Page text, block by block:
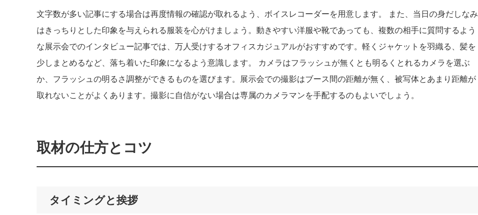
文字数が多い記事にする場合は再度情報の確認が取れるよう、ボイスレコーダーを用意します。 また、当日の身だしなみ
はきっちりとした印象を与えられる服装を心がけましょう。動きやすい洋服や靴であっても、複数の相手に質問するよう
な展示会でのインタビュー記事では、万人受けするオフィスカジュアルがおすすめです。軽くジャケットを羽織る、髪を
少しまとめるなど、落ち着いた印象になるよう意識します。 カメラはフラッシュが無くとも明るくとれるカメラを選ぶ
か、フラッシュの明るさ調整ができるものを選びます。展示会での撮影はブース間の距離が無く、被写体とあまり距離が
取れないことがよくあります。撮影に自信がない場合は専属のカメラマンを手配するのもよいでしょう。
取材の仕方とコツ
タイミングと挨拶